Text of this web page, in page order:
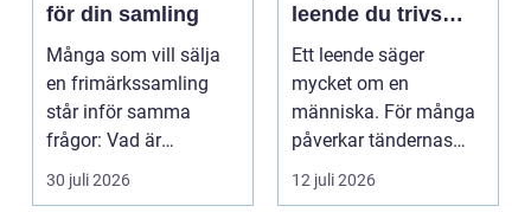
för din samling
Många som vill sälja
en frimärkssamling
står inför samma
frågor: Vad är
samlingen värd? Var
vänder m...
30 juli 2026
leende du trivs
med
Ett leende säger
mycket om en
människa. För många
påverkar tändernas
utseende både
självförtroendet ...
12 juli 2026